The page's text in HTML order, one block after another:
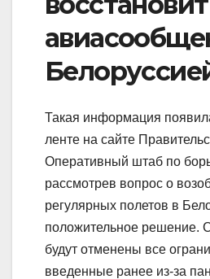
Такая информация
ленте на сайте
Оперативный штаб по
рассмотрев вопрос о
регулярных полетов в
положительное решение.
будут отменены все
введенные ранее из-за